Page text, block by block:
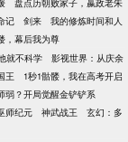
盘点历朝败家子，嬴政老朱
记 剑来
我的修炼时间和人
，幕后我为尊
就不科学
影视世界：从庆余
王
1秒1骷髅，我在高考开启
弱？开局觉醒金铲铲系
师纪元 神武战王
玄幻：多